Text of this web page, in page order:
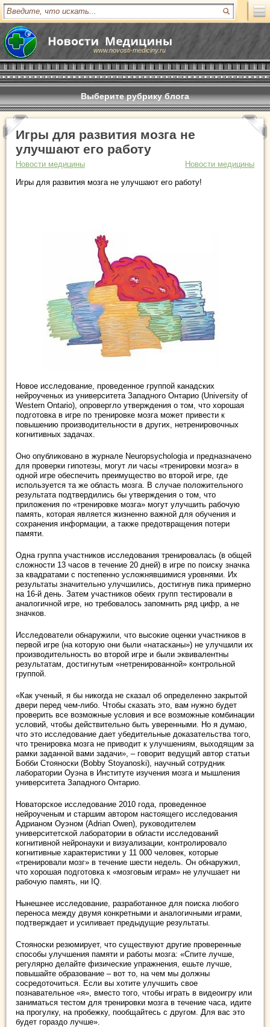
www.novosti-mediciny.ru
Выберите рубрику блога
Игры для развития мозга не
улучшают его работу
Новости медицины
Новости медицины
Игры для развития мозга не улучшают его работу!
Новое исследование, проведенное группой канадских
нейроученых из университета Западного Онтарио (University of
Western Ontario), опровергло утверждения о том, что хорошая
подготовка в игре по тренировке мозга может привести к
повышению производительности в других, нетренировочных
когнитивных задачах.
Оно опубликовано в журнале Neuropsychologia и предназначено
для проверки гипотезы, могут ли часы «тренировки мозга» в
одной игре обеспечить преимущество во второй игре, где
используется та же область мозга. В случае положительного
результата подтвердились бы утверждения о том, что
приложения по «тренировке мозга» могут улучшить рабочую
память, которая является жизненно важной для обучения и
сохранения информации, а также предотвращения потери
памяти.
Одна группа участников исследования тренировалась (в общей
сложности 13 часов в течение 20 дней) в игре по поиску значка
за квадратами с постепенно усложнявшимися уровнями. Их
результаты значительно улучшились, достигнув пика примерно
на 16-й день. Затем участников обеих групп тестировали в
аналогичной игре, но требовалось запомнить ряд цифр, а не
значков.
Исследователи обнаружили, что высокие оценки участников в
первой игре (на которую они были «натасканы») не улучшили их
производительность во второй игре и были эквивалентны
результатам, достигнутым «нетренированной» контрольной
группой.
«Как ученый, я бы никогда не сказал об определенно закрытой
двери перед чем-либо. Чтобы сказать это, вам нужно будет
проверить все возможные условия и все возможные комбинации
условий, чтобы действительно быть уверенными. Но я думаю,
что это исследование дает убедительные доказательства того,
что тренировка мозга не приводит к улучшениям, выходящим за
рамки заданной вами задачи», – говорит ведущий автор статьи
Бобби Стояноски (Bobby Stoyanoski), научный сотрудник
лаборатории Оуэна в Институте изучения мозга и мышления
университета Западного Онтарио.
Новаторское исследование 2010 года, проведенное
нейроученым и старшим автором настоящего исследования
Адрианом Оуэном (Adrian Owen), руководителем
университетской лаборатории в области исследований
когнитивной нейронауки и визуализации, контролировало
когнитивные характеристики у 11 000 человек, которые
«тренировали мозг» в течение шести недель. Он обнаружил,
что хорошая подготовка к «мозговым играм» не улучшает ни
рабочую память, ни IQ.
Нынешнее исследование, разработанное для поиска любого
переноса между двумя конкретными и аналогичными играми,
подтверждает и усиливает предыдущие результаты.
Стояноски резюмирует, что существуют другие проверенные
способы улучшения памяти и работы мозга: «Спите лучше,
регулярно делайте физические упражнения, ешьте лучше,
повышайте образование – вот то, на чем мы должны
сосредоточиться. Если вы хотите улучшить свое
познавательное «я», вместо того, чтобы играть в видеоигру или
заниматься тестом для тренировки мозга в течение часа, идите
на прогулку, на пробежку, пообщайтесь с другом. Для вас это
будет гораздо лучше».